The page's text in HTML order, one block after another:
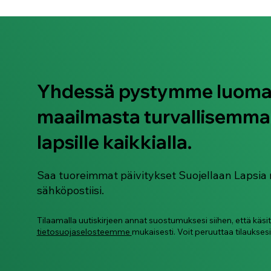
Älylaseja käytetään jo nyt
naisten ja lasten
salakuvaamiseen
Yhdessä pystymme
maailmasta
lapsille kaikkialla.
Saa tuoreimmat päivitykset Suojellaan Lapsia
sähköpostiisi.
Tilaamalla uutiskirjeen annat suostumuksesi siihen, että
tietosuojaselosteemme mukaisesti. Voit peruuttaa